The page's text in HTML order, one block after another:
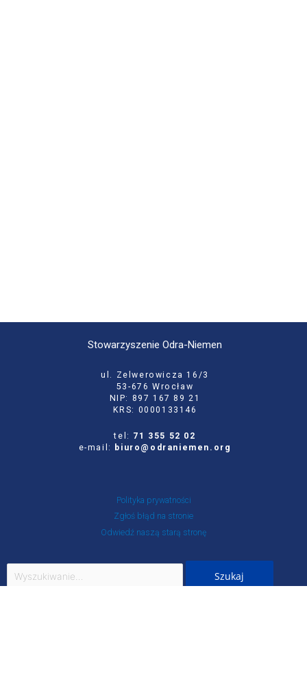
Stowarzyszenie Odra-Niemen
ul. Zelwerowicza 16/3
53-676 Wrocław
NIP: 897 167 89 21
KRS: 0000133146
tel: 71 355 52 02
e-mail:
biuro@odraniemen.org
Polityka prywatności
Zgłoś błąd na stronie
Odwiedź naszą starą stronę
Szukaj
dla: